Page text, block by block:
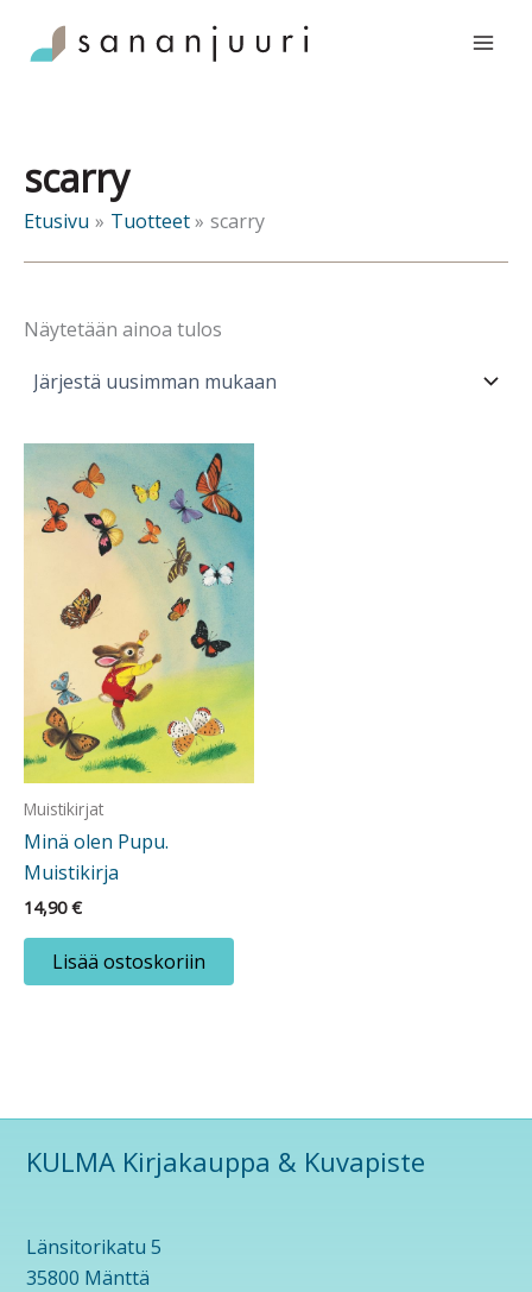
sisältöön
scarry
Etusivu Tuotteet scarry
Näytetään ainoa tulos
Muistikirjat
Minä olen Pupu.
Muistikirja
14,90€
Lisää ostoskoriin
KULMA Kirjakauppa & Kuvapiste
Länsitorikatu 5
35800 Mänttä